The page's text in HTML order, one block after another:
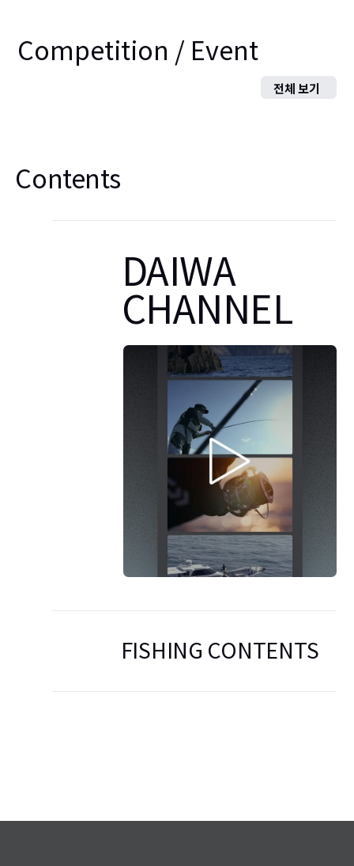
Competition / Event
전체 보기
Contents
DAIWA
CHANNEL
FISHING CONTENTS